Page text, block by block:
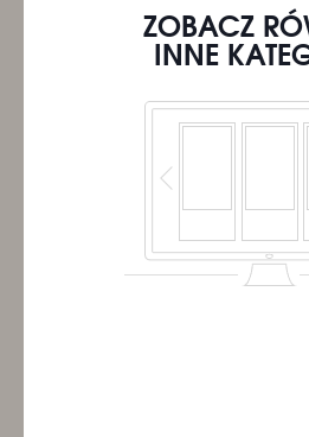
ZOBACZ
INNE